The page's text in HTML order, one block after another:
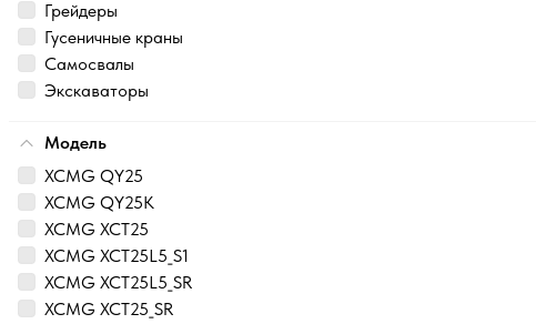
Грейдеры
Гусеничные краны
Самосвалы
Экскаваторы
Модель
XCMG QY25
XCMG QY25K
XCMG XCT25
XCMG XCT25L5_S1
XCMG XCT25L5_SR
XCMG XCT25_SR